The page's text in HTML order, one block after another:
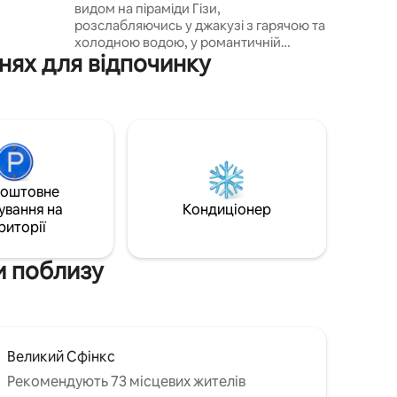
видом на піраміди Гізи,
розслабляючись у джакузі з гарячою та
холодною водою, у романтичній
атмосфері при світлі свічок та з
телевізійними розвагами. Простора
прибуття гості повинні отримати
попереднє схвалення господаря через
повідомлення Airbnb. Арабські та
єгипетські пари повинні надати
для відпочинку
на
Кондиціонер
поблизу
Великий Сфінкс
Рекомендують 73 місцевих жителів